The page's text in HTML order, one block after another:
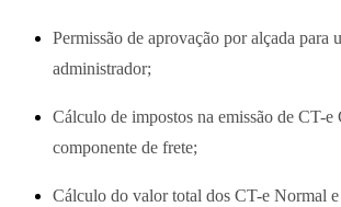
Permissão de aprovação por alçada para
administrador;
Cálculo de impostos na emissão de CT-e
componente de frete;
Cálculo do valor total dos CT-e Normal